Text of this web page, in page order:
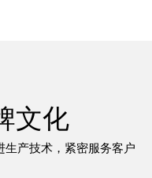
文化
产技术，紧密服务客户